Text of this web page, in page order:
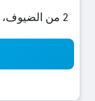
2 من الضيوف، غرفة واحدة